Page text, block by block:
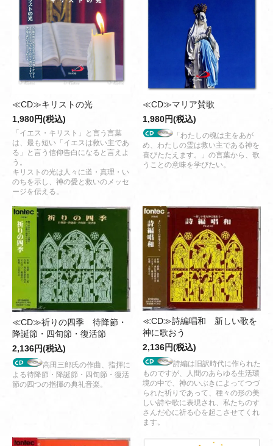
≪CD≫キリストの光
1,980円(税込)
「イエス・キリスト」と言う言葉
は、最も短い「イエスは救い主であ
る」と言う信仰告白になると言えよ
う。
キリストの光は人々に道・真理・い
のちを示し、神の愛と救いのメッセ
ージを伝える。
≪CD≫マリア賛歌
1,980円(税込)
「わたしの魂は主をあが
め、わたしの霊は救い主である神を
喜びたたえます。」の言葉から、歌
うことの意味を学びたい。
≪CD≫祈りの四季 待降節・
降誕節・四旬節・復活節
2,136円(税込)
高田三郎氏の作曲、指揮に
よる待降節・降誕節・四旬節・復活
節の四つの指揮の典礼音楽。
≪CD≫詩編唱和 新しい歌を
神に歌おう
2,136円(税込)
詩編は旧訳時代に作られた
ものですが、人間のあらゆる生活環
境の中で、神のいぶきによってつづ
られた祈りであって、種々の形の美
しい詩や歌に表現され、私たちのす
さんだ心に祈る心を起こさせてくれ
ます。